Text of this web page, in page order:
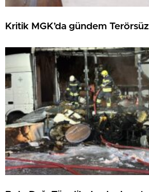
Kritik MGK’da gündem